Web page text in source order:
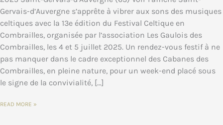
Gervais-d’Auvergne s’apprête à vibrer aux sons des musiques
celtiques avec la 13e édition du Festival Celtique en
Combrailles, organisée par l’association Les Gaulois des
Combrailles, les 4 et 5 juillet 2025. Un rendez-vous festif à ne
pas manquer dans le cadre exceptionnel des Cabanes des
Combrailles, en pleine nature, pour un week-end placé sous
le signe de la convivialité, […]
FESTIVAL
READ MORE »